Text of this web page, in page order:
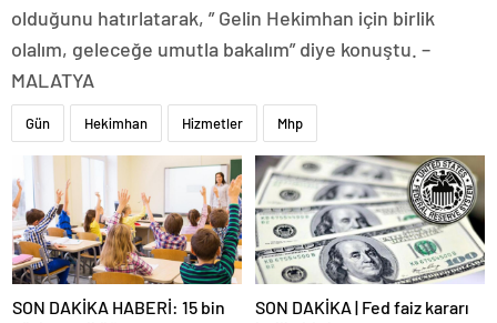
olduğunu hatırlatarak, ” Gelin Hekimhan için birlik
olalım, geleceğe umutla bakalım” diye konuştu. –
MALATYA
Gün Hekimhan Hizmetler Mhp
SON DAKİKA HABERİ: 15 bin
SON DAKİKA | Fed faiz kararı